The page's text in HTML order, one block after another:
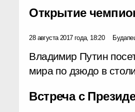
Открытие
28 августа 2017 года, 18:20
Владимир Путин
мира по дзюдо в
Встреча с